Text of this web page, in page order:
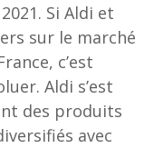
Si Aldi et
sur le marché
c’est
Aldi s’est
des produits
avec